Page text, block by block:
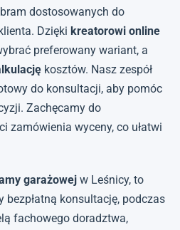
dostosowanych do
Dzięki kreatorowi online
preferowany wariant, a
kosztów. Nasz zespół
do konsultacji, aby pomóc
Zachęcamy do
zamówienia wyceny, co ułatwi
garażowej w Leśnicy, to
bezpłatną konsultację, podczas
fachowego doradztwa,